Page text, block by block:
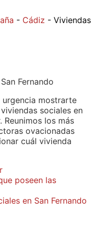
- Cádiz - Viviendas
urgencia mostrarte
sociales en
Reunimos los más
ovacionadas
cuál vivienda
poseen las
en San Fernando